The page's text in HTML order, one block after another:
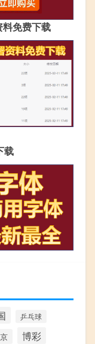
免费下载
载
乒乓球
博彩